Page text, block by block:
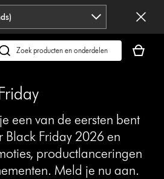
Zoek
een van de eersten bent
Black Friday 2026 en
productlanceringen
Meld je nu aan.